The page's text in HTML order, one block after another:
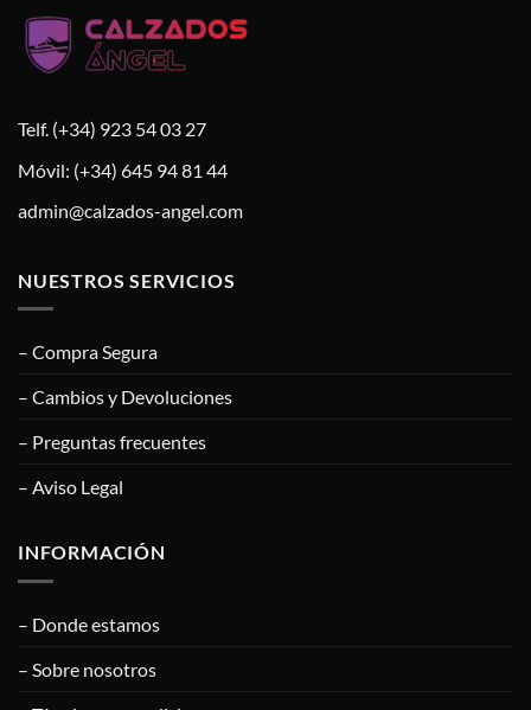
Telf. (+34) 923 54 03 27
Móvil: (+34) 645 94 81 44
admin@calzados-angel.com
NUESTROS SERVICIOS
– Compra Segura
– Cambios y Devoluciones
– Preguntas frecuentes
– Aviso Legal
INFORMACIÓN
– Donde estamos
– Sobre nosotros